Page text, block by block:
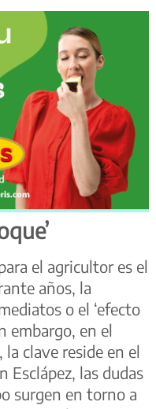
el agricultor es el
años, la
o el ‘efecto
embargo, en el
clave reside en el
Esclápez, las dudas
surgen en torno a